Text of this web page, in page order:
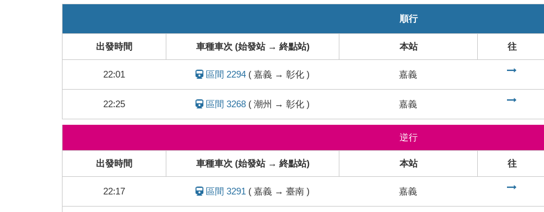
順行
出發時間 車種車次 (始發站 → 終點站) 本站 往
22:01 區間 2294 ( 嘉義 → 彰化 ) 嘉義
22:25 區間 3268 ( 潮州 → 彰化 ) 嘉義
車
態
逆行
出發時間 車種車次 (始發站 → 終點站) 本站 往
22:17 區間 3291 ( 嘉義 → 臺南 ) 嘉義